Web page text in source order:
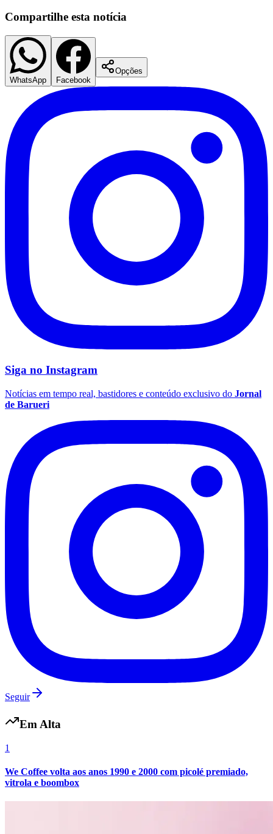
Corinthians
Palmeiras
São Paulo
Compartilhe esta notícia
WhatsApp Facebook
Opções
Siga no Instagram
Notícias em tempo real, bastidores e conteúdo exclusivo do Jornal
de Barueri
Seguir
Em Alta
1
We Coffee volta aos anos 1990 e 2000 com picolé premiado,
vitrola e boombox